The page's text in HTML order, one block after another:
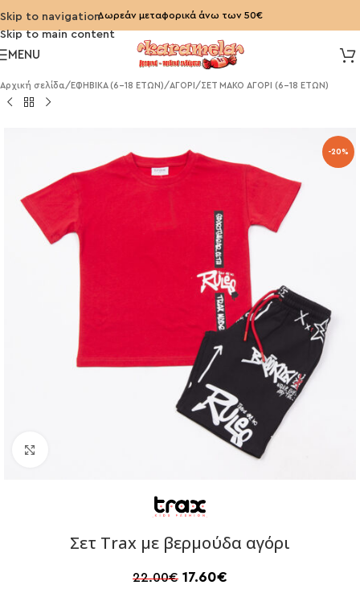
Skip to navigation
Skip to main content
Δωρεάν μεταφορικά άνω των 50€
MENU
Αρχική σελίδα/ ΕΦΗΒΙΚΑ (6-18 ΕΤΩΝ)/ΑΓΟΡΙ /ΣΕΤ ΜΑΚΟ ΑΓΟΡΙ (6-18 ΕΤΩΝ)
-20%
Σετ Trax με βερμούδα αγόρι
22.00€ 17.60€